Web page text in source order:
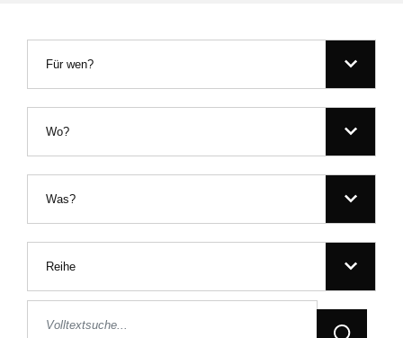
Für wen?
Wo?
Was?
Reihe
Jetzt